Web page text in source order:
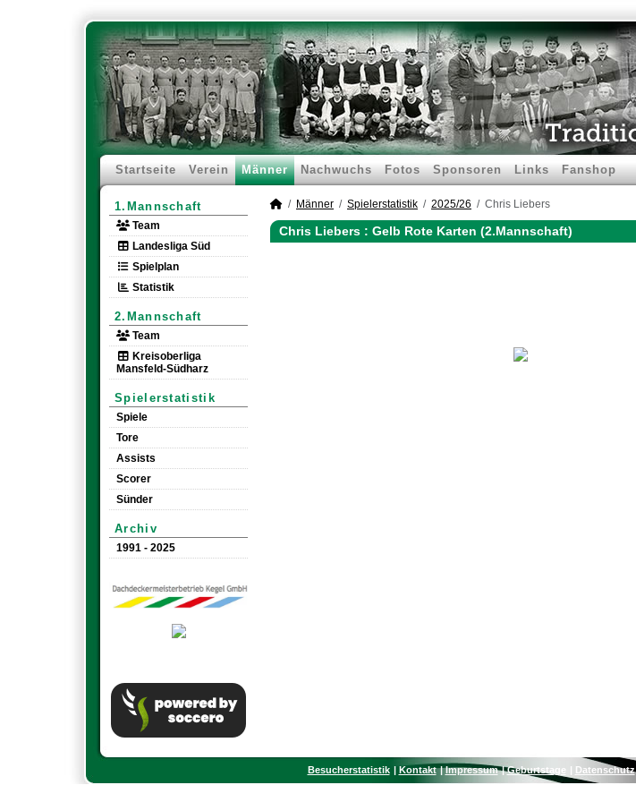
Startseite Verein Männer Nachwuchs Fotos Sponsoren Links Fanshop
1.Mannschaft
Team
Landesliga Süd
Spielplan
Statistik
2.Mannschaft
Team
Kreisoberliga
Mansfeld-Südharz
Spielerstatistik
Spiele
Tore
Assists
Scorer
Sünder
Archiv
1991 - 2025
Männer Spielerstatistik 2025/26 Chris Liebers
Chris Liebers : Gelb Rote Karten (2.Mannschaft)
Besucherstatistik Kontakt Impressum Geburtstage Datenschutz